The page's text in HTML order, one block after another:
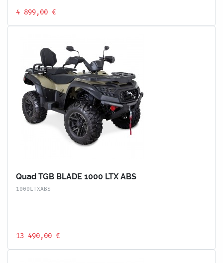
4 899,00 €
Quad TGB BLADE 1000 LTX ABS
1000LTXABS
13 490,00 €